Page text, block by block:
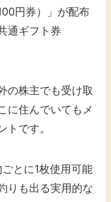
円券）」が配布
通ギフト券
の株主でも受け取
に住んでいてもメ
トです。
とに1枚使用可能
りも出る実用的な